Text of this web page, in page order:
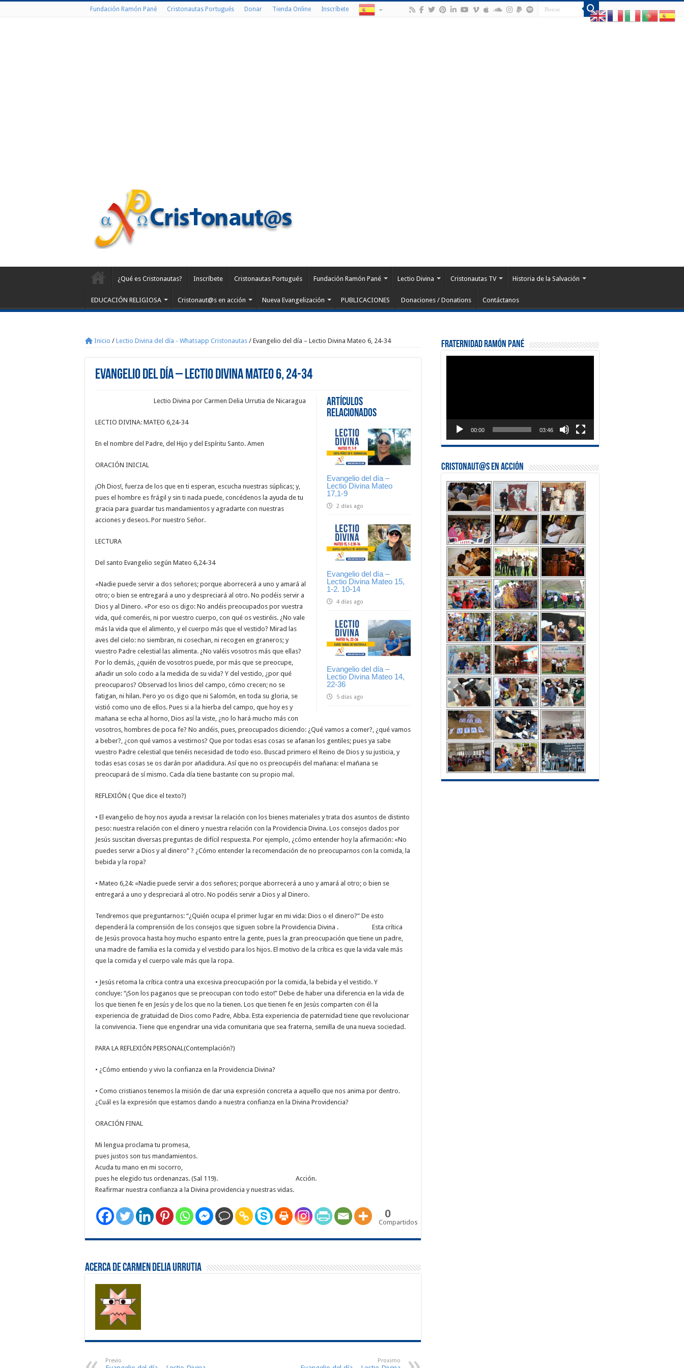
Fundación Ramón Pané Cristonautas Portugués Donar Tienda Online Inscríbete
¿Qué es Cristonautas? Inscríbete Cristonautas Portugués Fundación Ramón Pané Lectio Divina Cristonautas TV Historia de la Salvación
EDUCACIÓN RELIGIOSA Cristonaut@s en acción Nueva Evangelización PUBLICACIONES Donaciones / Donations Contáctanos
Inicio / Lectio Divina del día - Whatsapp Cristonautas / Evangelio del día – Lectio Divina Mateo 6, 24-34
Evangelio del día – Lectio Divina Mateo 6, 24-34
Artículos
Relacionados
Evangelio del día –
Lectio Divina Mateo
17,1-9
2 días ago
Evangelio del día –
Lectio Divina Mateo 15,
1-2. 10-14
4 días ago
Evangelio del día –
Lectio Divina Mateo 14,
22-36
5 días ago
Lectio Divina por Carmen Delia Urrutia de Nicaragua
LECTIO DIVINA: MATEO 6,24-34
En el nombre del Padre, del Hijo y del Espíritu Santo. Amen
ORACIÓN INICIAL
¡Oh Dios!, fuerza de los que en ti esperan, escucha nuestras súplicas; y,
pues el hombre es frágil y sin ti nada puede, concédenos la ayuda de tu
gracia para guardar tus mandamientos y agradarte con nuestras
acciones y deseos. Por nuestro Señor.
LECTURA
Del santo Evangelio según Mateo 6,24-34
«Nadie puede servir a dos señores; porque aborrecerá a uno y amará al
otro; o bien se entregará a uno y despreciará al otro. No podéis servir a
Dios y al Dinero. «Por eso os digo: No andéis preocupados por vuestra
vida, qué comeréis, ni por vuestro cuerpo, con qué os vestiréis. ¿No vale
más la vida que el alimento, y el cuerpo más que el vestido? Mirad las
aves del cielo: no siembran, ni cosechan, ni recogen en graneros; y
vuestro Padre celestial las alimenta. ¿No valéis vosotros más que ellas?
Por lo demás, ¿quién de vosotros puede, por más que se preocupe,
añadir un solo codo a la medida de su vida? Y del vestido, ¿por qué
preocuparos? Observad los lirios del campo, cómo crecen; no se
fatigan, ni hilan. Pero yo os digo que ni Salomón, en toda su gloria, se
vistió como uno de ellos. Pues si a la hierba del campo, que hoy es y
mañana se echa al horno, Dios así la viste, ¿no lo hará mucho más con
vosotros, hombres de poca fe? No andéis, pues, preocupados diciendo: ¿Qué vamos a comer?, ¿qué vamos
a beber?, ¿con qué vamos a vestirnos? Que por todas esas cosas se afanan los gentiles; pues ya sabe
vuestro Padre celestial que tenéis necesidad de todo eso. Buscad primero el Reino de Dios y su justicia, y
todas esas cosas se os darán por añadidura. Así que no os preocupéis del mañana: el mañana se
preocupará de sí mismo. Cada día tiene bastante con su propio mal.
REFLEXIÓN ( Que dice el texto?)
• El evangelio de hoy nos ayuda a revisar la relación con los bienes materiales y trata dos asuntos de distinto
peso: nuestra relación con el dinero y nuestra relación con la Providencia Divina. Los consejos dados por
Jesús suscitan diversas preguntas de difícil respuesta. Por ejemplo, ¿cómo entender hoy la afirmación: «No
puedes servir a Dios y al dinero” ? ¿Cómo entender la recomendación de no preocuparnos con la comida, la
bebida y la ropa?
• Mateo 6,24: «Nadie puede servir a dos señores; porque aborrecerá a uno y amará al otro; o bien se
entregará a uno y despreciará al otro. No podéis servir a Dios y al Dinero.
Tendremos que preguntarnos: “¿Quién ocupa el primer lugar en mi vida: Dios o el dinero?” De esto
dependerá la comprensión de los consejos que siguen sobre la Providencia Divina . Esta crítica
de Jesús provoca hasta hoy mucho espanto entre la gente, pues la gran preocupación que tiene un padre,
una madre de familia es la comida y el vestido para los hijos. El motivo de la crítica es que la vida vale más
que la comida y el cuerpo vale más que la ropa.
• Jesús retoma la crítica contra una excesiva preocupación por la comida, la bebida y el vestido. Y
concluye: “¡Son los paganos que se preocupan con todo esto!” Debe de haber una diferencia en la vida de
los que tienen fe en Jesús y de los que no la tienen. Los que tienen fe en Jesús comparten con él la
experiencia de gratuidad de Dios como Padre, Abba. Esta experiencia de paternidad tiene que revolucionar
la convivencia. Tiene que engendrar una vida comunitaria que sea fraterna, semilla de una nueva sociedad.
PARA LA REFLEXIÓN PERSONAL(Contemplación?)
• ¿Cómo entiendo y vivo la confianza en la Providencia Divina?
• Como cristianos tenemos la misión de dar una expresión concreta a aquello que nos anima por dentro.
¿Cuál es la expresión que estamos dando a nuestra confianza en la Divina Providencia?
ORACIÓN FINAL
Mi lengua proclama tu promesa,
pues justos son tus mandamientos.
Acuda tu mano en mi socorro,
pues he elegido tus ordenanzas. (Sal 119). Acción.
Reafirmar nuestra confianza a la Divina providencia y nuestras vidas.
0
Compartidos
Acerca de Carmen Delia Urrutia
Previo Proximo
Fraternidad Ramón Pané
00:00 03:46
Cristonaut@s en Acción